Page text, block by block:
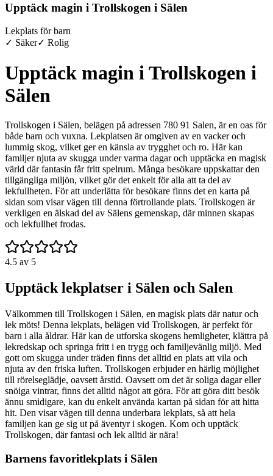
Upptäck magin i Trollskogen i Sälen
Lekplats för barn
✓ Säker✓ Rolig
Upptäck magin i Trollskogen i
Sälen
Trollskogen i Sälen, belägen på adressen 780 91 Salen, är en oas för
både barn och vuxna. Lekplatsen är omgiven av en vacker och
lummig skog, vilket ger en känsla av trygghet och ro. Här kan
familjer njuta av skugga under varma dagar och upptäcka en magisk
värld där fantasin får fritt spelrum. Många besökare uppskattar den
tillgängliga miljön, vilket gör det enkelt för alla att ta del av
lekfullheten. För att underlätta för besökare finns det en karta på
sidan som visar vägen till denna förtrollande plats. Trollskogen är
verkligen en älskad del av Sälens gemenskap, där minnen skapas
och lekfullhet frodas.
4.5 av 5
Upptäck lekplatser i Sälen och Salen
Välkommen till Trollskogen i Sälen, en magisk plats där natur och
lek möts! Denna lekplats, belägen vid Trollskogen, är perfekt för
barn i alla åldrar. Här kan de utforska skogens hemligheter, klättra på
lekredskap och springa fritt i en trygg och familjevänlig miljö. Med
gott om skugga under träden finns det alltid en plats att vila och
njuta av den friska luften. Trollskogen erbjuder en härlig möjlighet
till rörelseglädje, oavsett årstid. Oavsett om det är soliga dagar eller
snöiga vintrar, finns det alltid något att göra. För att göra ditt besök
ännu smidigare, kan du enkelt använda kartan på sidan för att hitta
hit. Den visar vägen till denna underbara lekplats, så att hela
familjen kan ge sig ut på äventyr i skogen. Kom och upptäck
Trollskogen, där fantasi och lek alltid är nära!
Barnens favoritlekplats i Sälen